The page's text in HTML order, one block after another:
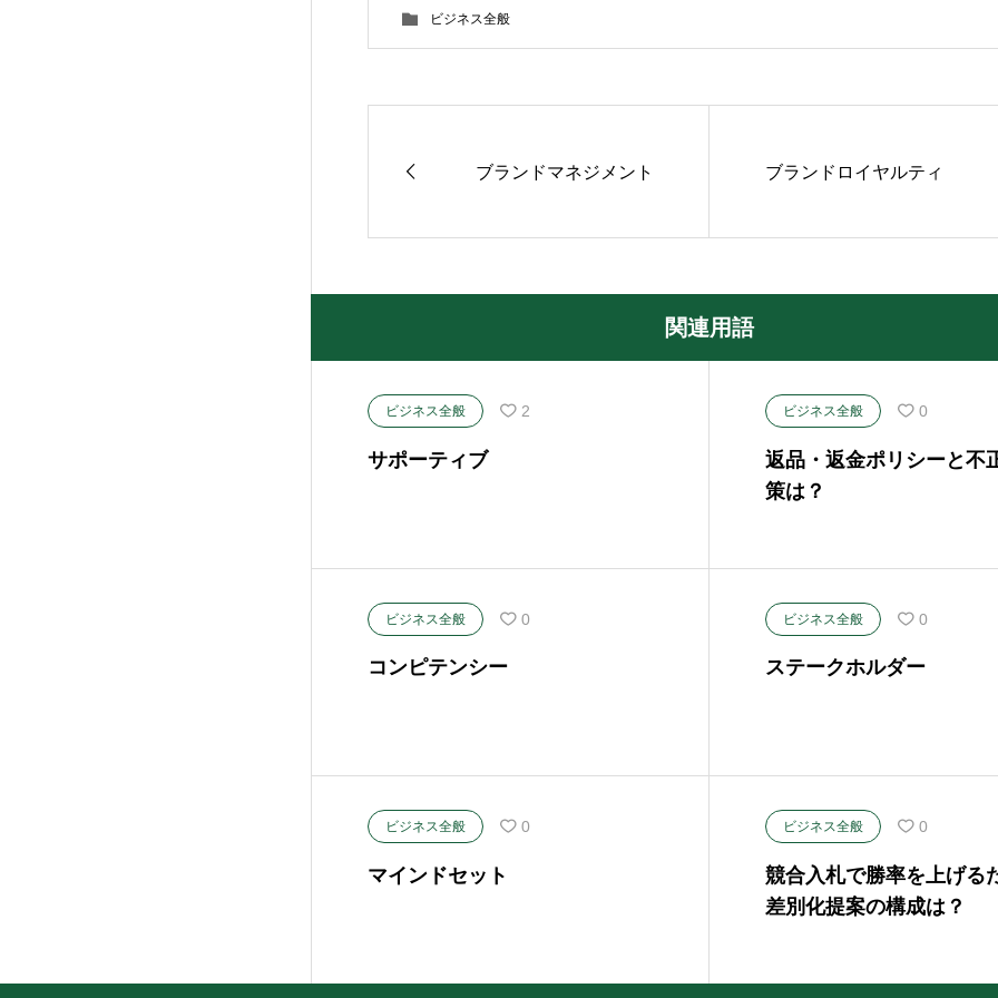
ビジネス全般
ブランドマネジメント ブランドロイヤルティ
関連用語
ビジネス全般 2
サポーティブ
ビジネス全般 0
返品・返金ポリシーと不
策は？
ビジネス全般 0
コンピテンシー
ビジネス全般 0
ステークホルダー
ビジネス全般 0
マインドセット
ビジネス全般 0
競合入札で勝率を上げる
差別化提案の構成は？